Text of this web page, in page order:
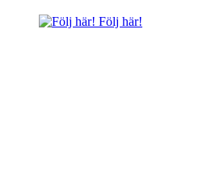
Följ här!